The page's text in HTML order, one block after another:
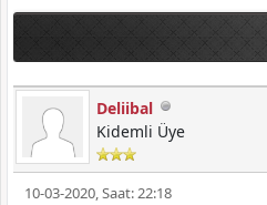
Deliibal
Kidemli Üye
10-03-2020, Saat: 22:18